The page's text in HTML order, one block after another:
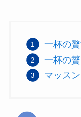
一杯の
一杯の
マッス